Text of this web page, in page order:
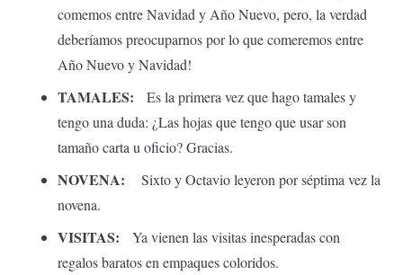
comemos entre Navidad y Año Nuevo, pero, la verdad
deberíamos preocuparnos por lo que comeremos entre
Año Nuevo y Navidad!
TAMALES: Es la primera vez que hago tamales y
tengo una duda: ¿Las hojas que tengo que usar son
tamaño carta u oficio? Gracias.
NOVENA:
Sixto y Octavio leyeron por séptima vez la
novena.
VISITAS: Ya vienen las visitas inesperadas con
regalos baratos en empaques coloridos.